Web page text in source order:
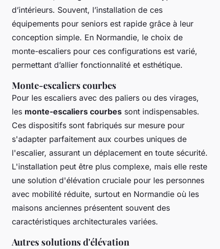
d’intérieurs. Souvent, l’installation de ces
équipements pour seniors est rapide grâce à leur
conception simple. En Normandie, le choix de
monte-escaliers pour ces configurations est varié,
permettant d’allier fonctionnalité et esthétique.
Monte-escaliers courbes
Pour les escaliers avec des paliers ou des virages,
les monte-escaliers courbes sont indispensables.
Ces dispositifs sont fabriqués sur mesure pour
s'adapter parfaitement aux courbes uniques de
l'escalier, assurant un déplacement en toute sécurité.
L'installation peut être plus complexe, mais elle reste
une solution d'élévation cruciale pour les personnes
avec mobilité réduite, surtout en Normandie où les
maisons anciennes présentent souvent des
caractéristiques architecturales variées.
Autres solutions d'élévation